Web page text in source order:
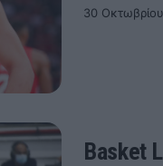
30
Basket